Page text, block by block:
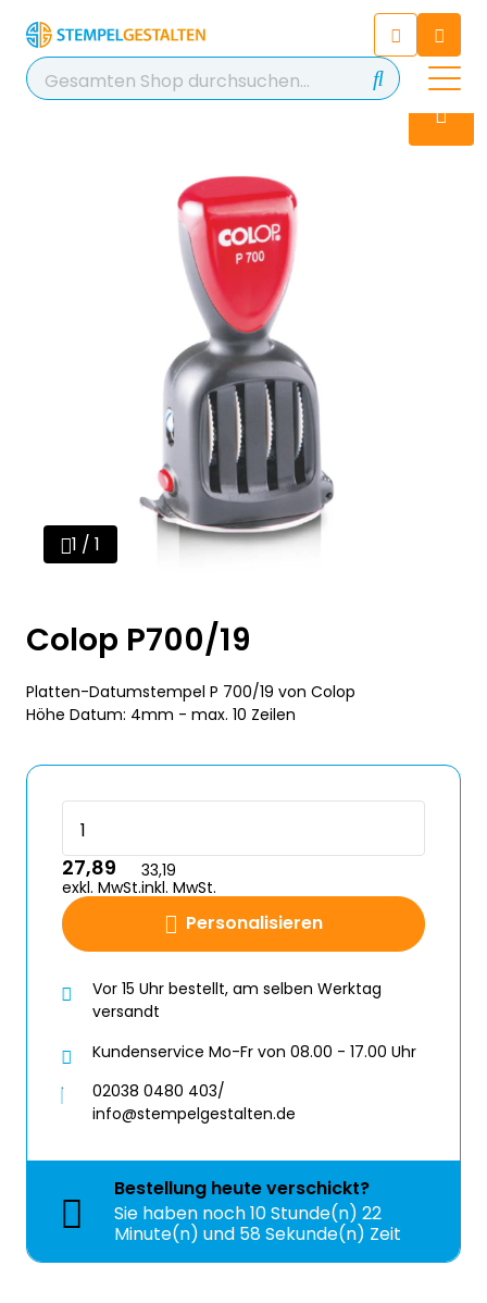
Chatten Sie 24/7 mit unserem
hilfreichen Chatbot
Kontakt
+49 2038 0480 403
1 / 1
Colop P700/19
Platten-Datumstempel P 700/19 von Colop
Höhe Datum: 4mm - max. 10 Zeilen
Personalisieren
27,89
exkl. MwSt.
33,19
inkl. MwSt.
Vor 15 Uhr bestellt, am selben Werktag
versandt
Kundenservice Mo-Fr von 08.00 - 17.00 Uhr
02038 0480 403/
info@stempelgestalten.de
Bestellung heuteverschickt?
Sie haben noch10 Stunde(n) 22
Minute(n) und 56 Sekunde(n) Zeit